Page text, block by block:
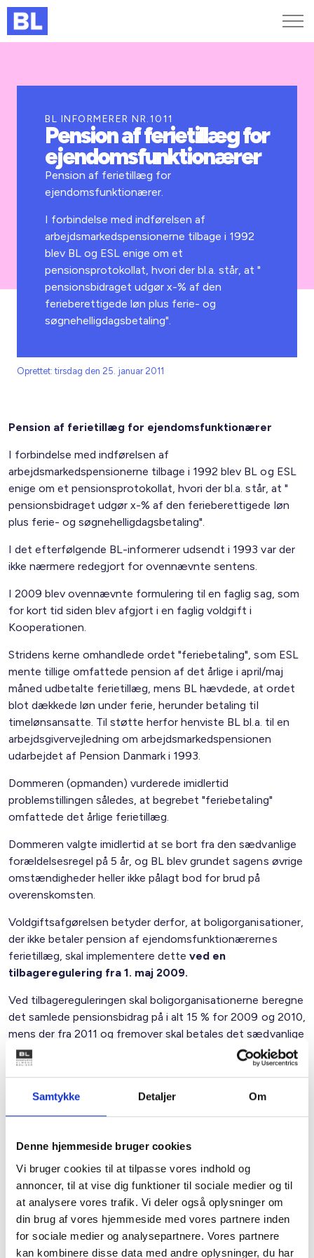
Samtykke Detaljer Om
Denne hjemmeside bruger cookies
Vi bruger cookies til at tilpasse vores indhold og
annoncer, til at vise dig funktioner til sociale medier og til
at analysere vores trafik. Vi deler også oplysninger om
din brug af vores hjemmeside med vores partnere inden
for sociale medier og analysepartnere. Vores partnere
kan kombinere disse data med andre oplysninger, du har
Kurser og arrangementer
Jobportalen
BL INFORMERER NR.1011
Pension af ferietillæg for
ejendomsfunktionærer
Pension af ferietillæg for
ejendomsfunktionærer.
I forbindelse med indførelsen af
arbejdsmarkedspensionerne tilbage i 1992
blev BL og ESL enige om et
pensionsprotokollat, hvori der bl.a. står, at "
pensionsbidraget udgør x-% af den
ferieberettigede løn plus ferie- og
søgnehelligdagsbetaling".
Oprettet: tirsdag den 25. januar 2011
Pension af ferietillæg for ejendomsfunktionærer
I forbindelse med indførelsen af
arbejdsmarkedspensionerne tilbage i 1992 blev BL og ESL
enige om et pensionsprotokollat, hvori der bl.a. står, at "
pensionsbidraget udgør x-% af den ferieberettigede løn
plus ferie- og søgnehelligdagsbetaling".
I det efterfølgende BL-informerer udsendt i 1993 var der
ikke nærmere redegjort for ovennævnte sentens.
I 2009 blev ovennævnte formulering til en faglig sag, som
for kort tid siden blev afgjort i en faglig voldgift i
Kooperationen.
Stridens kerne omhandlede ordet "feriebetaling", som ESL
mente tillige omfattede pension af det årlige i april/maj
måned udbetalte ferietillæg, mens BL hævdede, at ordet
blot dækkede løn under ferie, herunder betaling til
timelønsansatte. Til støtte herfor henviste BL bl.a. til en
arbejdsgivervejledning om arbejdsmarkedspensionen
udarbejdet af Pension Danmark i 1993.
Dommeren (opmanden) vurderede imidlertid
problemstillingen således, at begrebet "feriebetaling"
omfattede det årlige ferietillæg.
Dommeren valgte imidlertid at se bort fra den sædvanlige
forældelsesregel på 5 år, og BL blev grundet sagens øvrige
omstændigheder heller ikke pålagt bod for brud på
overenskomsten.
Voldgiftsafgørelsen betyder derfor, at boligorganisationer,
der ikke betaler pension af ejendomsfunktionærernes
ferietillæg, skal implementere detteved en
tilbageregulering fra 1. maj 2009.
Ved tilbagereguleringen skal boligorganisationerne beregne
det samlede pensionsbidrag på i alt 15 % for 2009 og 2010,
mens der fra 2011 og fremover skal betales det sædvanlige
arbejdsgiverbidrag på 10 %.
Dommen betyder alt andet lige en merudgift for de
boligorganisationer, som aldrig har indbetalt pension af
hvor den egentlige indbetaling skulle have været
påbegyndt.
Ovennævnte dom og fremtidig udmøntning gælder alene
ejendomsfunktionærerne og ikke for andre
personalegrupper i den almene sektor med mindre, der er
indgået lokalaftaler herom.